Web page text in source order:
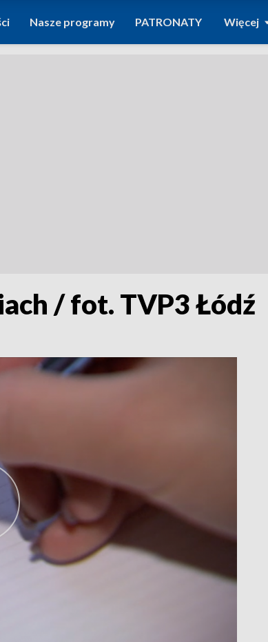
Nasze programy PATRONATY Więcej
/ fot. TVP3 Łódź